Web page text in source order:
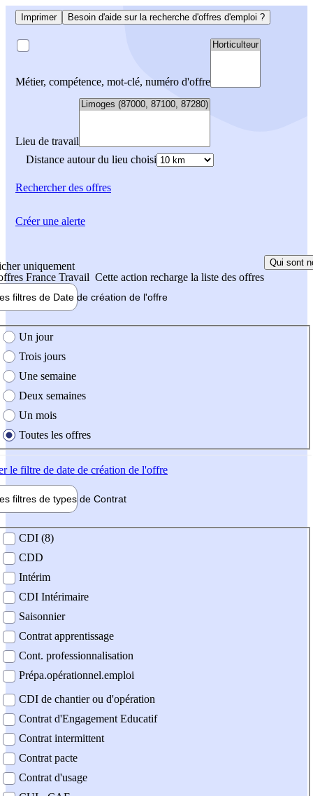
Imprimer Besoin d'aide sur la recherche d'offres d'emploi ?
Métier, compétence, mot-clé, numéro d'offre
Lieu de travail
Distance autour du lieu choisi
Rechercherdes offres
uniquement
France Travail Cette action recharge la liste des offres
Qui sont
filtres de Date de création de l'offre
création de l'offre
Un jour
Trois jours
Une semaine
Deux semaines
Un mois
Toutes les offres
le filtre de date de création de l'offre
filtres de types de Contrat
contrat
CDI (8)
CDD
Intérim
CDI Intérimaire
Saisonnier
Contrat apprentissage
Cont. professionnalisation
Prépa.opérationnel.emploi
CDI de chantier ou d'opération
Contrat d'Engagement Educatif
Contrat intermittent
Contrat pacte
Contrat d'usage
Créer une alerte